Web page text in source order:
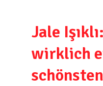
Jale
wirklich